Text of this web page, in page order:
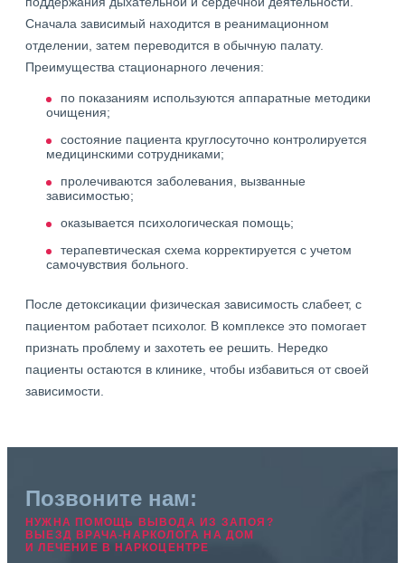
Сначала зависимый находится в реанимационном
отделении, затем переводится в обычную палату.
Преимущества стационарного лечения:
по показаниям используются аппаратные методики
очищения;
состояние пациента круглосуточно контролируется
медицинскими сотрудниками;
пролечиваются заболевания, вызванные
зависимостью;
оказывается психологическая помощь;
терапевтическая схема корректируется с учетом
самочувствия больного.
После детоксикации физическая зависимость слабеет, с
пациентом работает психолог. В комплексе это помогает
признать проблему и захотеть ее решить. Нередко
пациенты остаются в клинике, чтобы избавиться от своей
зависимости.
Позвоните нам:
НУЖНА ПОМОЩЬ ВЫВОДА ИЗ ЗАПОЯ?
ВЫЕЗД ВРАЧА-НАРКОЛОГА НА ДОМ
И ЛЕЧЕНИЕ В НАРКОЦЕНТРЕ